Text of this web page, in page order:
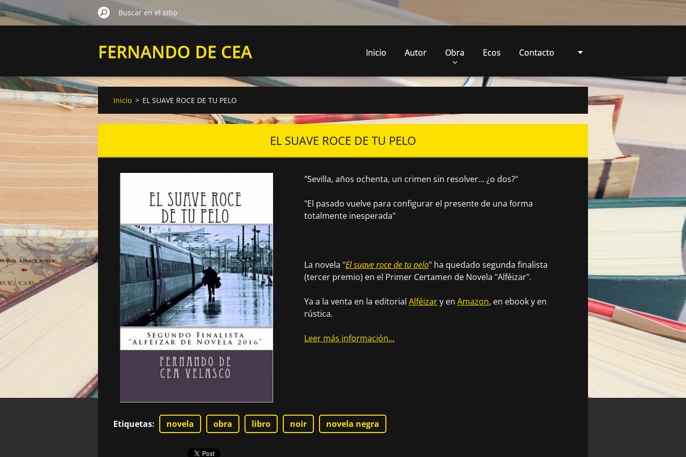
FERNANDO DE CEA
VELASCO
Inicio Autor Obra Ecos Contacto
Inicio > EL SUAVE ROCE DE TU PELO
EL SUAVE ROCE DE TU PELO
"Sevilla, años ochenta, un crimen sin resolver... ¿o dos?"
"El pasado vuelve para configurar el presente de una forma
totalmente inesperada"
La novela "El suave roce de tu pelo" ha quedado segunda finalista
(tercer premio) en el Primer Certamen de Novela "Alféizar".
Ya a la venta en la editorial Alféizary en Amazon, en ebook y en
rústica.
Leer más información...
Etiquetas: novela obra libro noir novela negra